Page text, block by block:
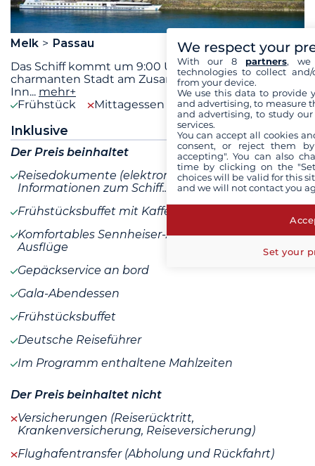
Melk
Passau
Das Schiff kommt um 9:00 Uhr in Passau an, einer
charmanten Stadt am Zusammenfluss von Donau,
Inn... mehr+
Frühstück
Mittagessen Abendessen
Inklusive
Der Preis beinhaltet
Reisedokumente (elektronisches Ticket,
Informationen zum Schiff...)
Frühstücksbuffet mit Kaffee/Tee und Fruchtsäften
Komfortables Sennheiser-Audiosystem für alle
Ausflüge
Gepäckservice an bord
Gala-Abendessen
Frühstücksbuffet
Deutsche Reiseführer
Im Programm enthaltene Mahlzeiten
Der Preis beinhaltet nicht
Versicherungen (Reiserücktritt,
Krankenversicherung, Reiseversicherung)
Flughafentransfer (Abholung und Rückfahrt)
We respect your
With our 8 partners, we
technologies to collect
from your device.
We use this data to provide
and advertising, to measure
and advertising, to study
services.
You can accept all cookies
consent, or reject them
accepting". You can also
time by clicking on the
choices will be valid for this
and we will not contact you
Set your